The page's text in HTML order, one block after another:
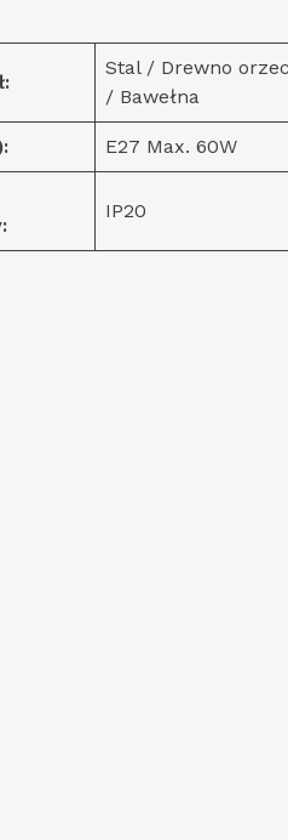
Stal / Drewno
/ Bawełna
E27 Max. 60W
IP20